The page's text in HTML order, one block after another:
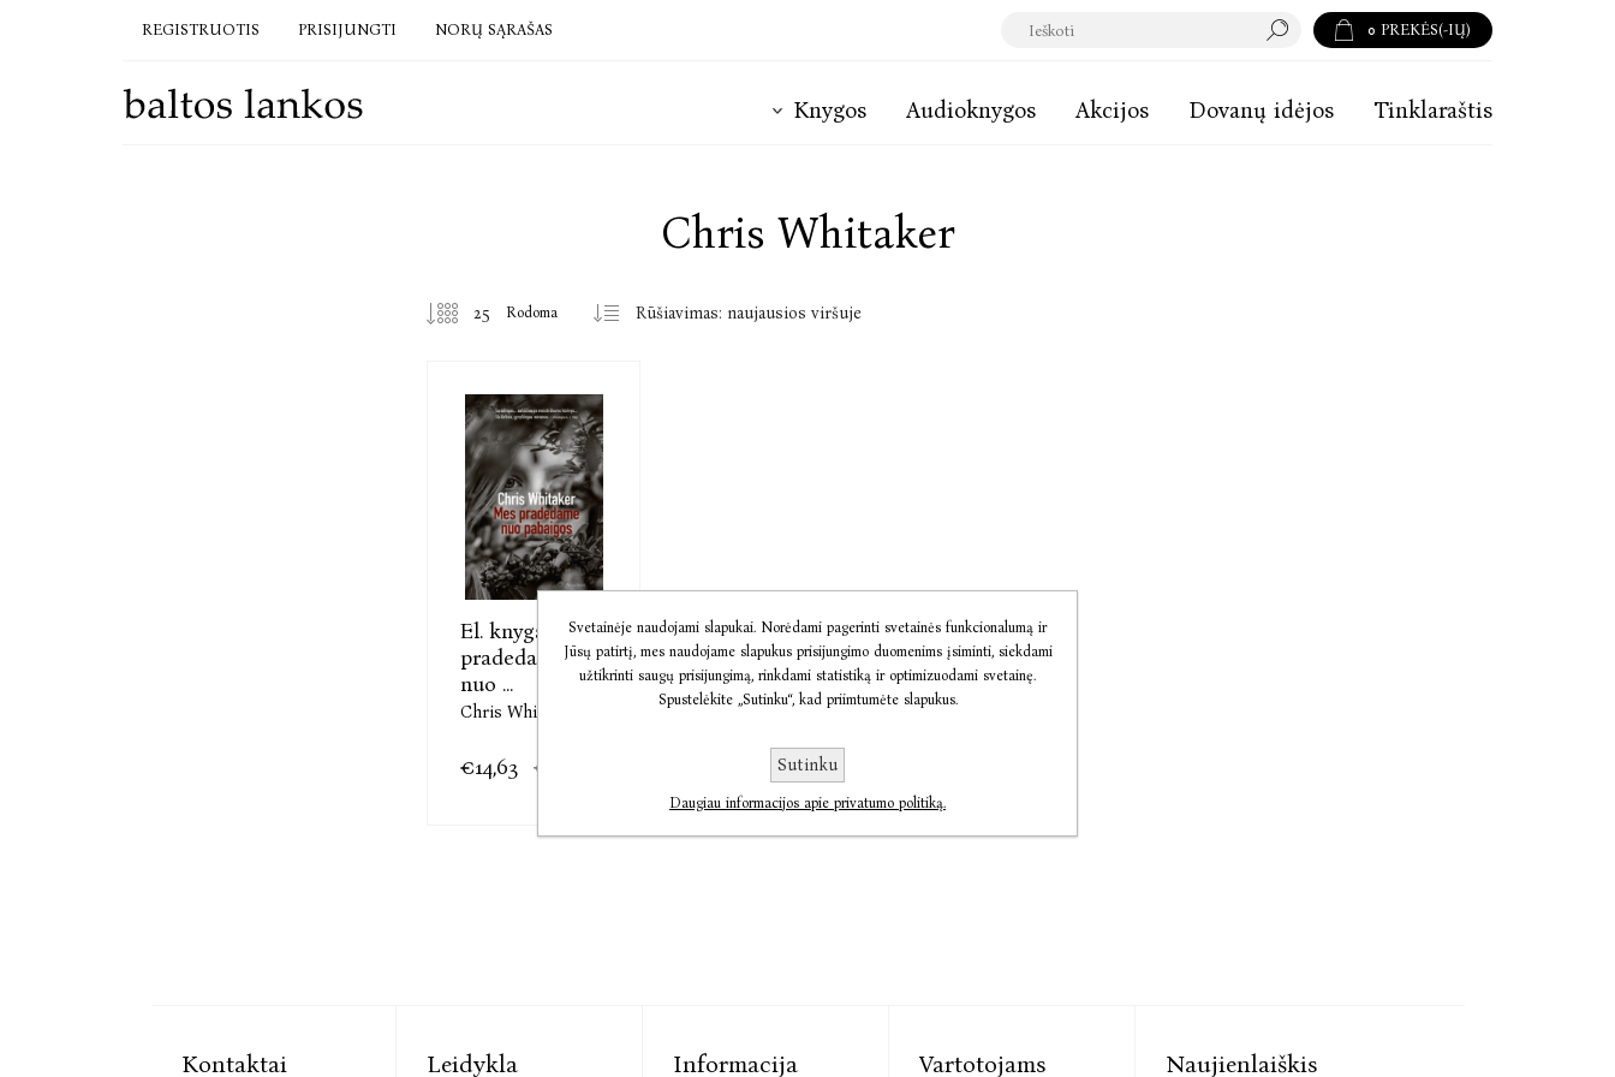
REGISTRUOTIS PRISIJUNGTI NORŲ SĄRAŠAS 0 PREKĖS(-IŲ)
Knygos Audioknygos Akcijos Dovanų idėjos Tinklaraštis
Chris Whitaker
Rodoma
El. knyga Mes
pradedame
nuo ...
Chris Whitaker
€14,63 €18,29
Kontaktai Leidykla Informacija Vartotojams Naujienlaiškis
Svetainėje naudojami slapukai. Norėdami pagerinti svetainės funkcionalumą ir
Jūsų patirtį, mes naudojame slapukus prisijungimo duomenims įsiminti, siekdami
užtikrinti saugų prisijungimą, rinkdami statistiką ir optimizuodami svetainę.
Spustelėkite „Sutinku“, kad priimtumėte slapukus.
Sutinku
Daugiau informacijos apie privatumo politiką.